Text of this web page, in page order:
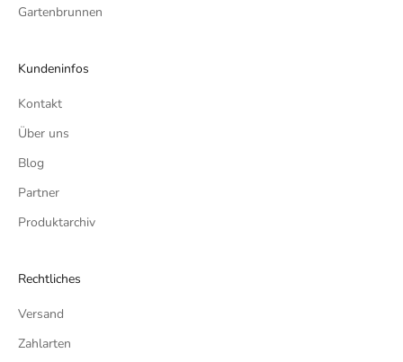
Gartenbrunnen
Kundeninfos
Kontakt
Über uns
Blog
Partner
Produktarchiv
Rechtliches
Versand
Zahlarten